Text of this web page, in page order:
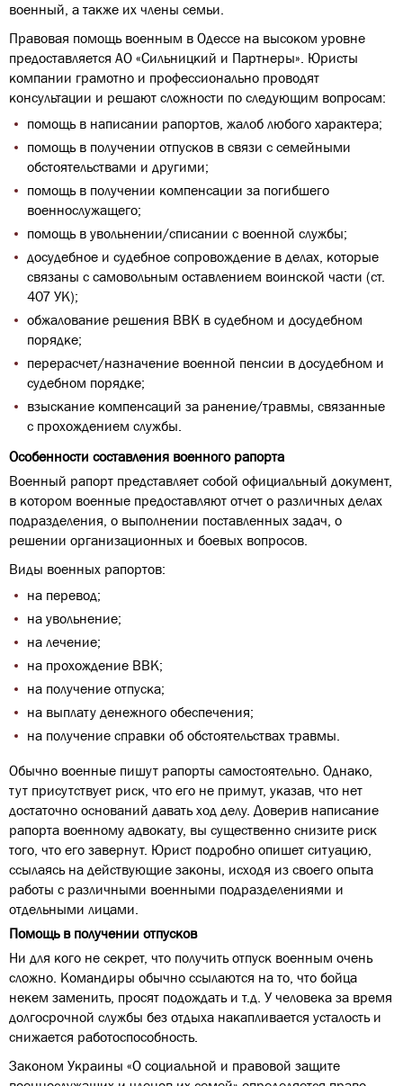
военный, а также их члены семьи.
Правовая помощь военным в Одессе на высоком уровне
предоставляется АО «Сильницкий и Партнеры». Юристы
компании грамотно и профессионально проводят
консультации и решают сложности по следующим вопросам:
помощь в написании рапортов, жалоб любого характера;
помощь в получении отпусков в связи с семейными
обстоятельствами и другими;
помощь в получении компенсации за погибшего
военнослужащего;
помощь в увольнении/списании с военной службы;
досудебное и судебное сопровождение в делах, которые
связаны с самовольным оставлением воинской части (ст.
407 УК);
обжалование решения ВВК в судебном и досудебном
порядке;
перерасчет/назначение военной пенсии в досудебном и
судебном порядке;
взыскание компенсаций за ранение/травмы, связанные
с прохождением службы.
Особенности составления военного рапорта
Военный рапорт представляет собой официальный документ,
в котором военные предоставляют отчет о различных делах
подразделения, о выполнении поставленных задач, о
решении организационных и боевых вопросов.
Виды военных рапортов:
на перевод;
на увольнение;
на лечение;
на прохождение ВВК;
на получение отпуска;
на выплату денежного обеспечения;
на получение справки об обстоятельствах травмы.
Обычно военные пишут рапорты самостоятельно. Однако,
тут присутствует риск, что его не примут, указав, что нет
достаточно оснований давать ход делу. Доверив написание
рапорта военному адвокату, вы существенно снизите риск
того, что его завернут. Юрист подробно опишет ситуацию,
ссылаясь на действующие законы, исходя из своего опыта
работы с различными военными подразделениями и
отдельными лицами.
Помощь в получении отпусков
Ни для кого не секрет, что получить отпуск военным очень
сложно. Командиры обычно ссылаются на то, что бойца
некем заменить, просят подождать и т.д. У человека за время
долгосрочной службы без отдыха накапливается усталость и
снижается работоспособность.
Законом Украины «О социальной и правовой защите